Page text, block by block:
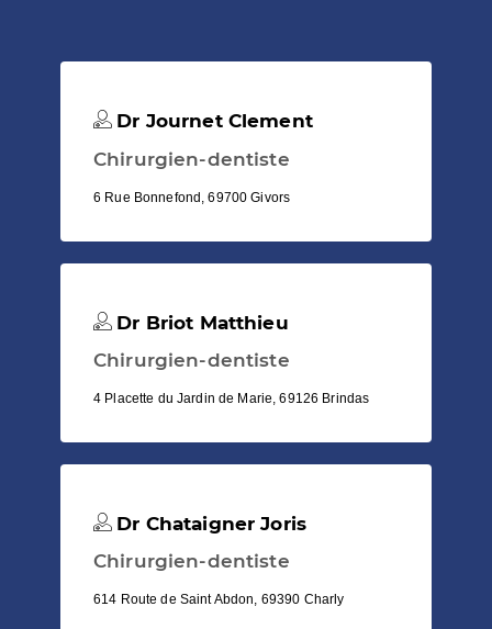
Dr Journet Clement
Chirurgien-dentiste
6 Rue Bonnefond, 69700 Givors
Dr Briot Matthieu
Chirurgien-dentiste
4 Placette du Jardin de Marie, 69126 Brindas
Dr Chataigner Joris
Chirurgien-dentiste
614 Route de Saint Abdon, 69390 Charly